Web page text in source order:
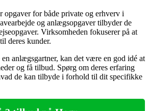
for både private og erhverv i
og anlægsopgaver tilbyder de
Virksomheden fokuserer på at
deres kunder.
anlægsgartner, kan det være en god idé at
og få tilbud. Spørg om deres erfaring
de kan tilbyde i forhold til dit specifikke